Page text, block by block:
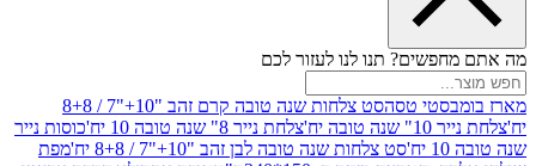
תנו לנו לעזור לכם
טסה
סט צלחות שנה טובה קרם זהב "10+"7 / 8+8
יח'
צלחת נייר 8" שנה טובה 10 יח'
כוסות נייר
סט צלחות שנה טובה לבן זהב "10+"7 / 8+8 יח'
מפת